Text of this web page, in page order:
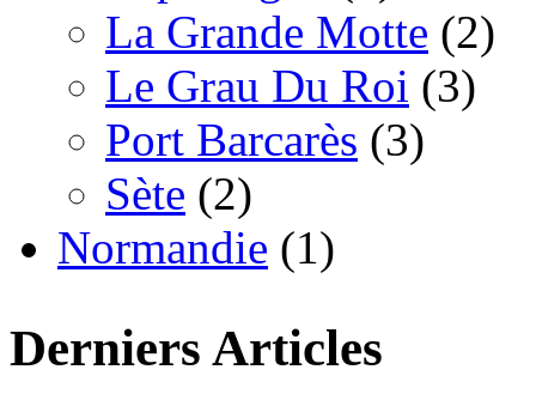
La Grande Motte (2)
Le Grau Du Roi (3)
Port Barcarès (3)
Sète (2)
Normandie (1)
Derniers Articles